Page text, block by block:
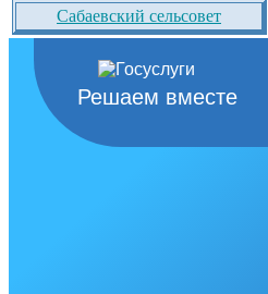
Сабаевский сельсовет
Решаем вместе